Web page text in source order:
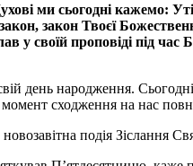
ми сьогодні кажемо:
закон Твоєї
своїй проповіді під час
день народження.
сходження на нас
подія Зіслання